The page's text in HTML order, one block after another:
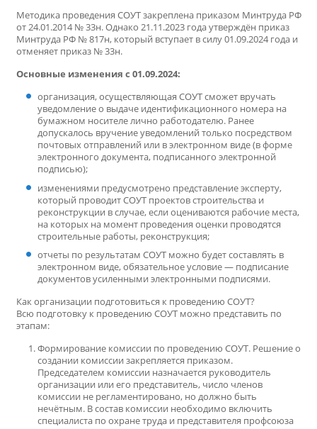
Методика проведения СОУТ закреплена приказом Минтруда РФ
от 24.01.2014 № 33н. Однако 21.11.2023 года утверждён приказ
Минтруда РФ № 817н, который вступает в силу 01.09.2024 года и
отменяет приказ № 33н.
Основные изменения с 01.09.2024:
организация, осуществляющая СОУТ cможет вручать
уведомление о выдаче идентификационного номера на
бумажном носителе лично работодателю. Ранее
допускалось вручение уведомлений только посредством
почтовых отправлений или в электронном виде (в форме
электронного документа, подписанного электронной
подписью);
изменениями предусмотрено представление эксперту,
который проводит СОУТ проектов строительства и
реконструкции в случае, если оцениваются рабочие места,
на которых на момент проведения оценки проводятся
строительные работы, реконструкция;
отчеты по результатам СОУТ можно будет составлять в
электронном виде, обязательное условие — подписание
документов усиленными электронными подписями.
Как организации подготовиться к проведению СОУТ?
Всю подготовку к проведению СОУТ можно представить по
этапам:
Формирование комиссии по проведению СОУТ. Решение о
создании комиссии закрепляется приказом.
Председателем комиссии назначается руководитель
организации или его представитель, число членов
комиссии не регламентировано, но должно быть
нечётным. В состав комиссии необходимо включить
специалиста по охране труда и представителя профсоюза